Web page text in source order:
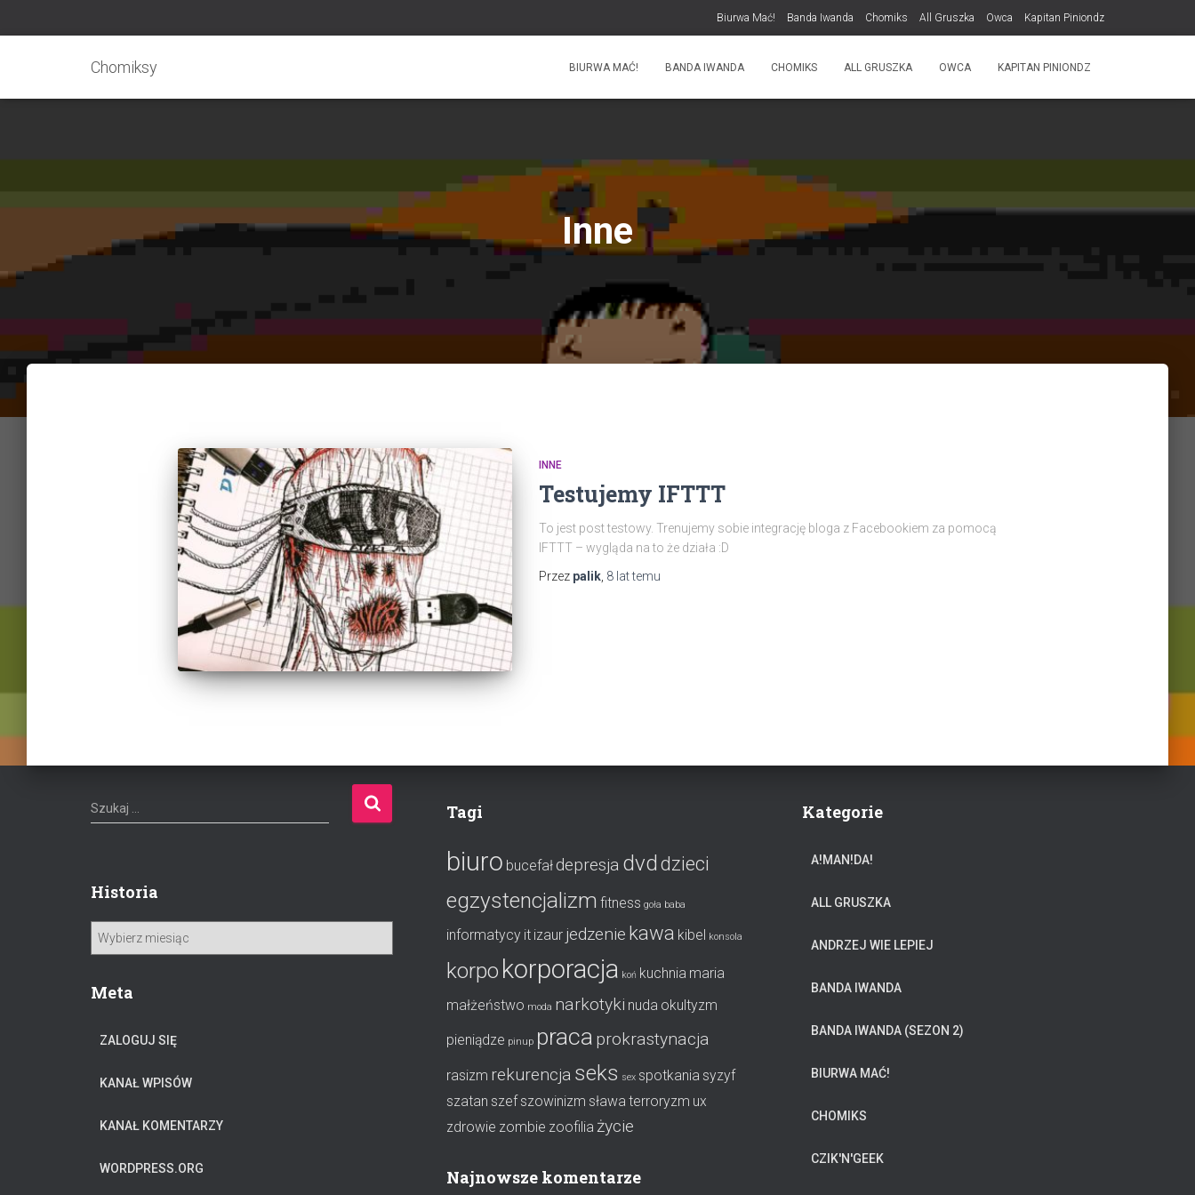
Biurwa Mać! Banda Iwanda Chomiks All Gruszka Owca Kapitan Piniondz
Chomiksy BIURWA MAĆ! BANDA IWANDA CHOMIKS ALL GRUSZKA OWCA KAPITAN PINIONDZ
Inne
INNE
Testujemy IFTTT
To jest post testowy. Trenujemy sobie integrację bloga z Facebookiem za pomocą
IFTTT – wygląda na to że działa :D
Przez palik, 8 lattemu
S
z
j
:
Szukaj …
Historia
H
tMeta
ZALOGUJ SIĘ
KANAŁ WPISÓW
KANAŁ KOMENTARZY
WORDPRESS.ORG
Tagi
biuro bucefał depresja dvddzieci
egzystencjalizm fitness goła baba
informatycy it izaur jedzenie kawa kibel konsola
korpo korporacja koń kuchnia maria
małżeństwo moda narkotyki nuda okultyzm
pieniądze pinup praca prokrastynacja
rasizm rekurencja seks sex spotkania syzyf
szatan szef szowinizm sława terroryzm ux
zdrowie zombie zoofilia życie
Najnowsze komentarze
Kategorie
A!MAN!DA!
ALL GRUSZKA
ANDRZEJ WIE LEPIEJ
BANDA IWANDA
BANDA IWANDA (SEZON 2)
BIURWA MAĆ!
CHOMIKS
CZIK'N'GEEK